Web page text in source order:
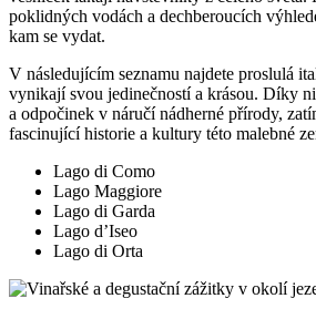
poklidných vodách a dechberoucích
kam se vydat.
V následujícím seznamu najdete proslulá
vynikají svou jedinečností a krásou. Díky
a odpočinek v náručí nádherné přírody,
fascinující historie a kultury této malebné
Lago di Como
Lago Maggiore
Lago di Garda
Lago d’Iseo
Lago di Orta